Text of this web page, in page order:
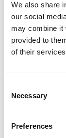
We also share
our social
may combine it
provided to
of their
Selection
Necessary
Preferences
99,99
für
der